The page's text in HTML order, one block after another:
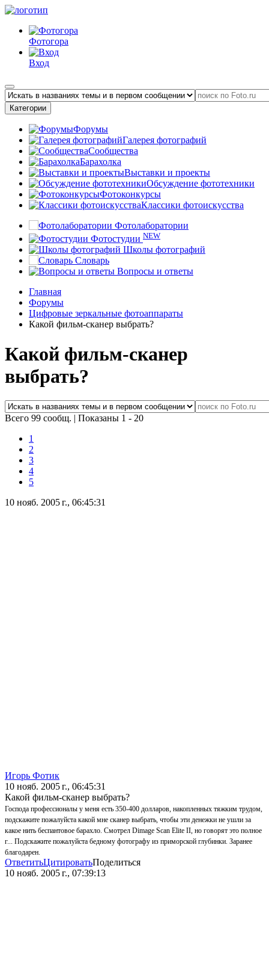
Фотогора
Вход
Категории
Форумы
Галерея фотографий
Сообщества
Барахолка
Выставки и проекты
Обсуждение фототехники
Фотоконкурсы
Классики фотоискусства
Фотолаборатории
Фотостудии NEW
Школы фотографий
Словарь
Вопросы и ответы
Главная
Форумы
Цифровые зеркальные фотоаппараты
Какой фильм-сканер выбрать?
Какой фильм-сканер
выбрать?
Всего 99 сообщ. | Показаны 1 - 20
1
2
3
4
5
10 нояб. 2005 г., 06:45:31
Игорь Фотик
10 нояб. 2005 г., 06:45:31
Какой фильм-сканер выбрать?
Господа профессионалы у меня есть 350-400 долларов, накопленных тяжким трудом,
подскажите пожалуйста какой мне сканер выбрать, чтобы эти денежки не ушли за
какое нить беспантовое барахло. Смотрел Dimage Scan Elite II, но говорят это полное
г... Подскажите пожалуйста бедному фотографу из приморской глубинки. Заранее
благодарен.
ОтветитьЦитироватьПоделиться
10 нояб. 2005 г., 07:39:13